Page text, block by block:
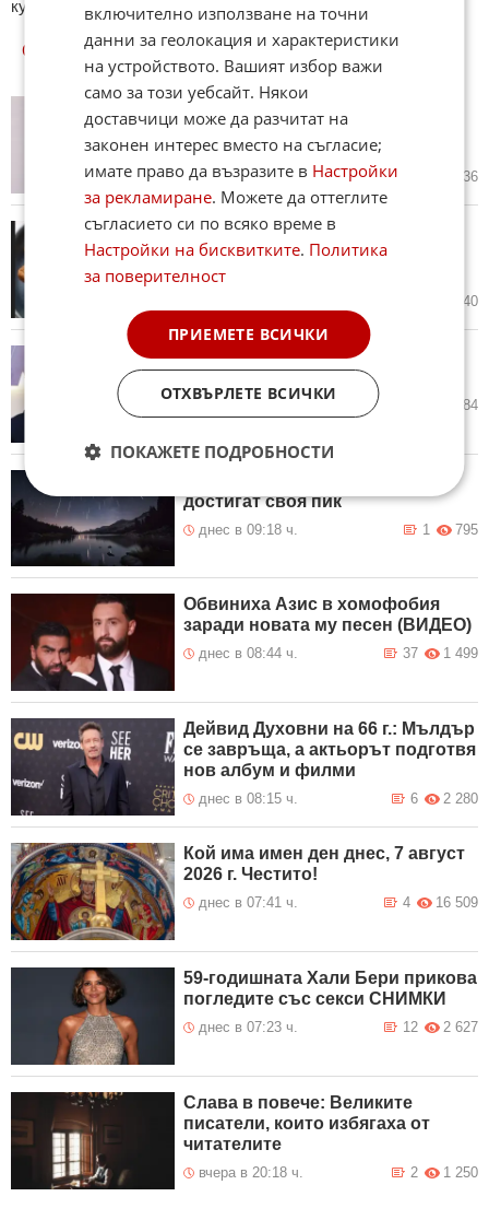
куизове може да намерите тук. Успех !
ОЩЕ НОВИНИ ОТ ЛЮБОПИТНО
Шарлийз Терон на 51 г.: От
„Чудовище“ до музата на
Кристофър Нолан
днес в 10:40 ч. 5 436
Рецепта на деня: Разядка с
червен боб, печени чушки и
фъстъчено масло
440
Том Холанд и Зендая с тайна
сватба в английско имение
днес в 09:42 ч. 584
Зрелище в небето: Персеидите
достигат своя пик
днес в 09:18 ч. 795
1
Обвиниха Азис в хомофобия
заради новата му песен (ВИДЕО)
днес в 08:44 ч. 1 499
37
Дейвид Духовни на 66 г.: Мълдър
се завръща, а актьорът подготвя
нов албум и филми
днес в 08:15 ч. 2 280
6
Кой има имен ден днес, 7 август
2026 г. Честито!
днес в 07:41 ч. 16 509
4
59-годишната Хали Бери прикова
погледите със секси СНИМКИ
днес в 07:23 ч. 2 627
12
Слава в повече: Великите
писатели, които избягаха от
читателите
вчера в 20:18 ч. 1 250
2
включително използване на точни
данни за геолокация и характеристики
на устройството. Вашият избор важи
само за този уебсайт. Някои
доставчици може да разчитат на
законен интерес вместо на съгласие;
имате право да възразите в Настройки
за рекламиране. Можете да оттеглите
съгласието си по всяко време в
Настройки на бисквитките. Политика
за поверителност
ПРИЕМЕТЕ ВСИЧКИ
ОТХВЪРЛЕТЕ ВСИЧКИ
ПОКАЖЕТЕ ПОДРОБНОСТИ